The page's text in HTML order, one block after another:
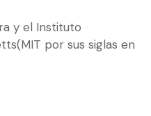
y el Instituto
por sus siglas en